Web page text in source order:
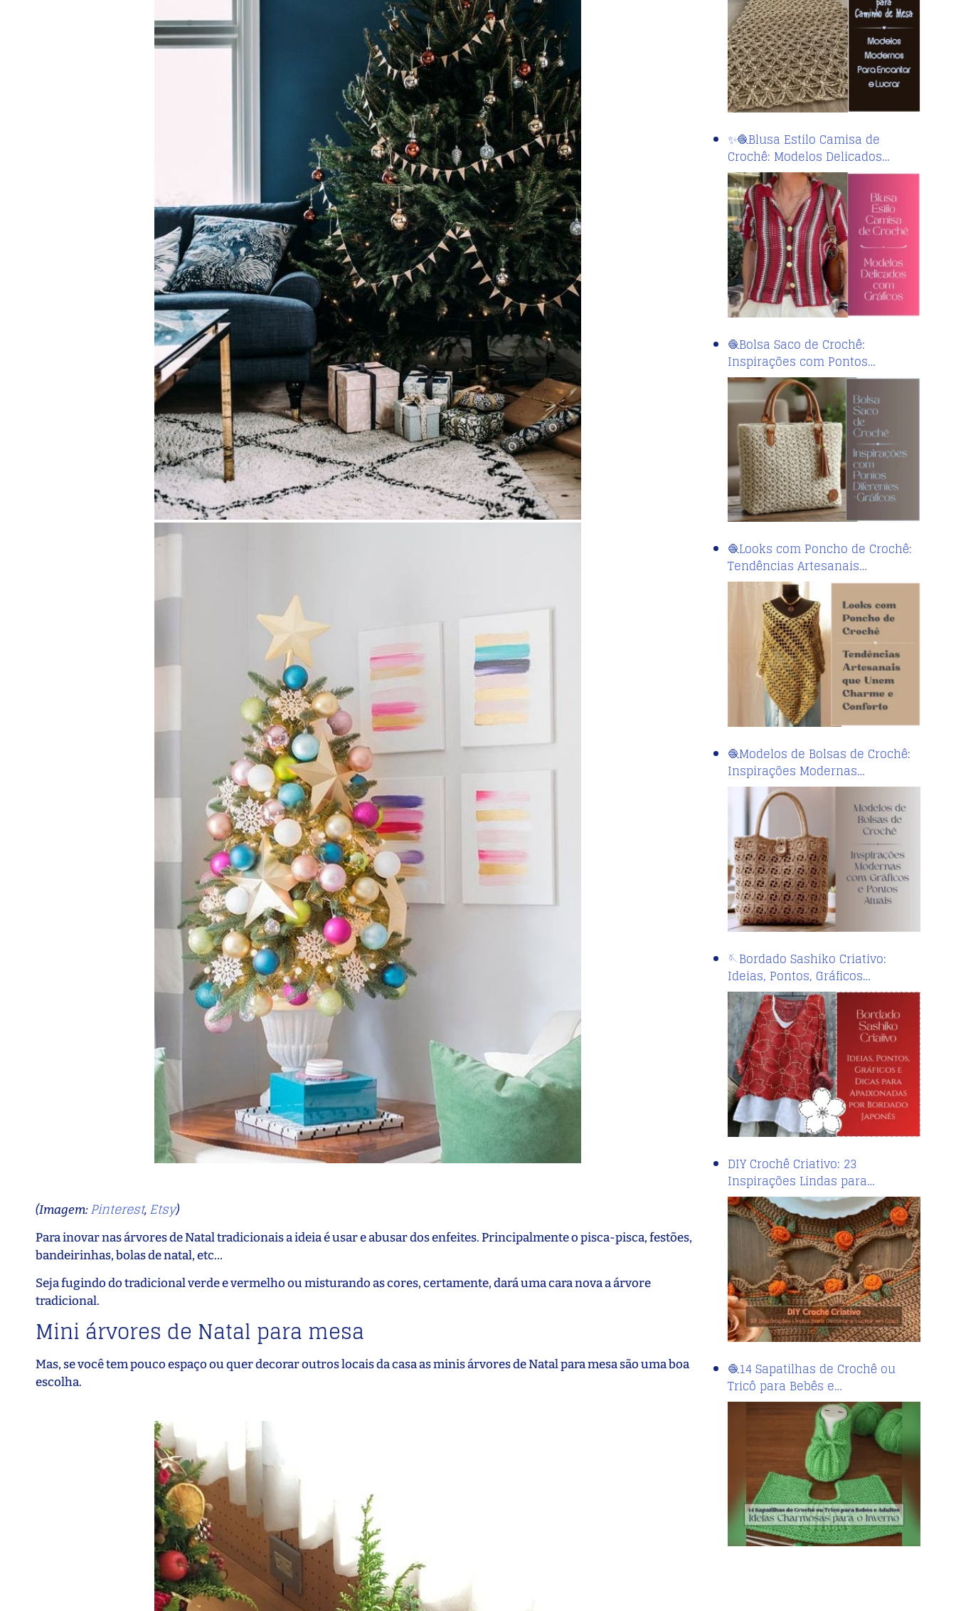
(Imagem:Pinterest, Etsy)
Para inovar nas árvores de Natal tradicionais a ideia é usar e abusar dos enfeites. Principalmente o pisca-pisca, festões,
bandeirinhas, bolas de natal, etc…
Seja fugindo do tradicional verde e vermelho ou misturando as cores, certamente, dará uma cara nova a árvore
tradicional.
Mini árvores de Natal para mesa
Mas, se você tem pouco espaço ou quer decorar outros locais da casa as minis árvores de Natal para mesa são uma boa
escolha.
✨🧶Blusa Estilo Camisa de
Crochê: Modelos Delicados…
🧶Bolsa Saco de Crochê:
Inspirações com Pontos…
🧶Looks com Poncho de Crochê:
Tendências Artesanais…
🧶Modelos de Bolsas de Crochê:
Inspirações Modernas…
🪡Bordado Sashiko Criativo:
Ideias, Pontos, Gráficos…
DIY Crochê Criativo: 23
Inspirações Lindas para…
🧶14 Sapatilhas de Crochê ou
Tricô para Bebês e…